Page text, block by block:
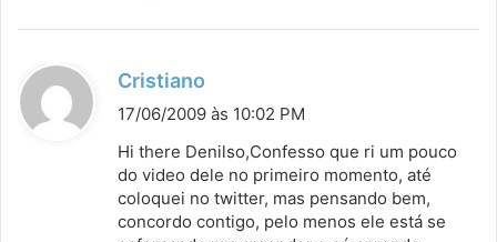
Cristiano
i
s
e
:
17/06/2009 às 10:02 PM
Hi there Denilso,Confesso que ri um pouco
do video dele no primeiro momento, até
coloquei no twitter, mas pensando bem,
concordo contigo, pelo menos ele está se